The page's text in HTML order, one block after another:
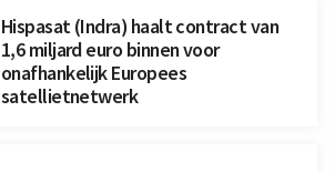
Hispasat (Indra) haalt contract van
1,6 miljard euro binnen voor
onafhankelijk Europees
satellietnetwerk